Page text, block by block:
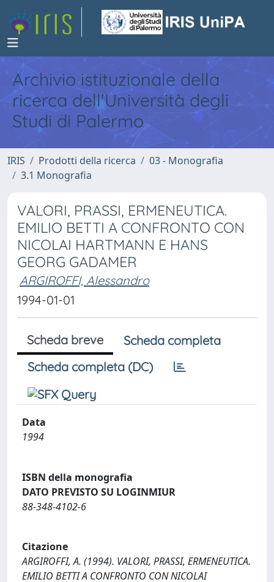
Archivio istituzionale della
ricerca dell'Università degli
Studi di Palermo
IRIS Prodotti della ricerca
03 - Monografia
3.1 Monografia
VALORI, PRASSI, ERMENEUTICA.
EMILIO BETTI A CONFRONTO CON
NICOLAI HARTMANN E HANS
GEORG GADAMER
ARGIROFFI, Alessandro
1994-01-01
Scheda breve
Scheda completa
Scheda completa (DC)
Data
1994
ISBN della monografia
DATO PREVISTO SU LOGINMIUR
88-348-4102-6
Citazione
ARGIROFFI, A. (1994). VALORI, PRASSI, ERMENEUTICA.
EMILIO BETTI A CONFRONTO CON NICOLAI